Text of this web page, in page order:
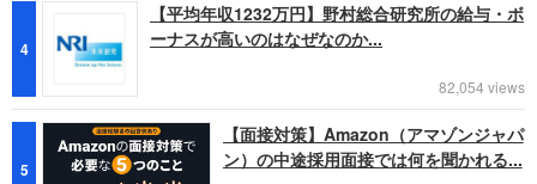
4
【平均年収1232万円】野村総合研究所の給与・ボ
ーナスが高いのはなぜなのか...
82,054 views
5
【面接対策】Amazon（アマゾンジャパ
ン）の中途採用面接では何を聞かれる...